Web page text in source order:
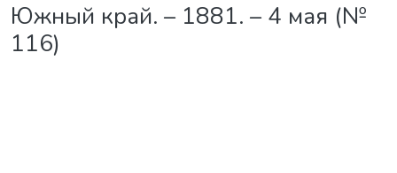
Южный край. – 1881. – 4 мая (№
116)